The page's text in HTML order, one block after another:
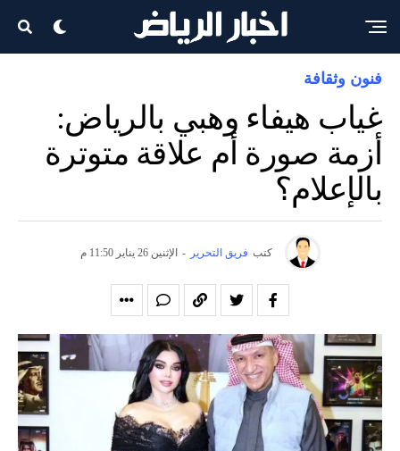
فنون وثقافة
غياب هيفاء وهبي بالرياض:
أزمة صورة أم علاقة متوترة
بالإعلام؟
كتب فريق التحرير - الإثنين 26 يناير 11:50 م